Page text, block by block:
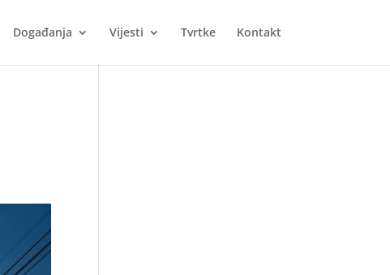
Događanja Vijesti Tvrtke Kontakt